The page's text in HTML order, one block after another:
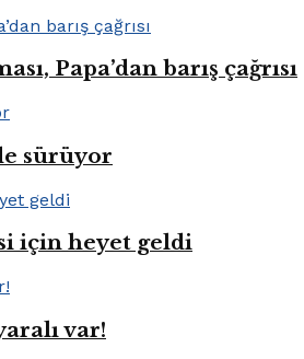
Papa’dan barış çağrısı
sürüyor
için heyet geldi
var!